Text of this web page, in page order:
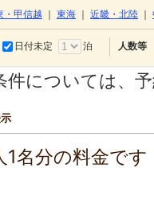
・甲信越 東海 近畿・北陸
日付未定 泊 人数等
については、
1名分の料金で